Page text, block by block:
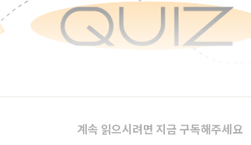
계속 읽으시려면 지금 구독해주세요